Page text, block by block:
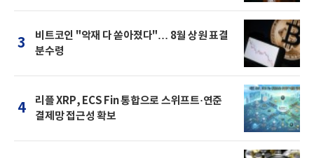
3
비트코인 "악재 다 쏟아졌다"… 8월 상원 표결
분수령
4
리플 XRP, ECS Fin 통합으로 스위프트·연준
결제망 접근성 확보